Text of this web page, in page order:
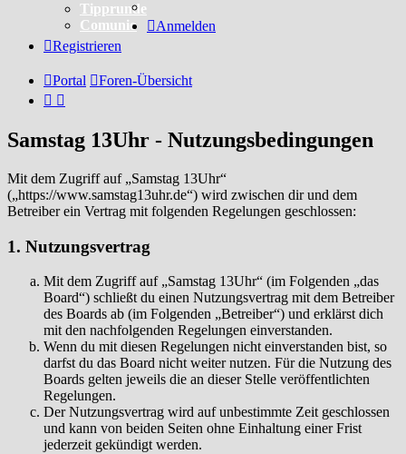
Tipprunde
Comunio
Anmelden
Registrieren
Portal Foren-Übersicht
Samstag 13Uhr - Nutzungsbedingungen
Mit dem Zugriff auf „Samstag 13Uhr“
(„https://www.samstag13uhr.de“) wird zwischen dir und dem
Betreiber ein Vertrag mit folgenden Regelungen geschlossen:
1. Nutzungsvertrag
Mit dem Zugriff auf „Samstag 13Uhr“ (im Folgenden „das
Board“) schließt du einen Nutzungsvertrag mit dem Betreiber
des Boards ab (im Folgenden „Betreiber“) und erklärst dich
mit den nachfolgenden Regelungen einverstanden.
Wenn du mit diesen Regelungen nicht einverstanden bist, so
darfst du das Board nicht weiter nutzen. Für die Nutzung des
Boards gelten jeweils die an dieser Stelle veröffentlichten
Regelungen.
Der Nutzungsvertrag wird auf unbestimmte Zeit geschlossen
und kann von beiden Seiten ohne Einhaltung einer Frist
jederzeit gekündigt werden.